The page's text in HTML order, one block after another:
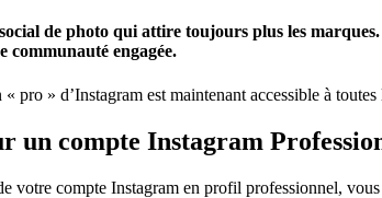
de photo qui attire toujours plus les
communauté engagée.
pro » d’Instagram est maintenant accessible à
un compte Instagram
votre compte Instagram en profil professionnel,